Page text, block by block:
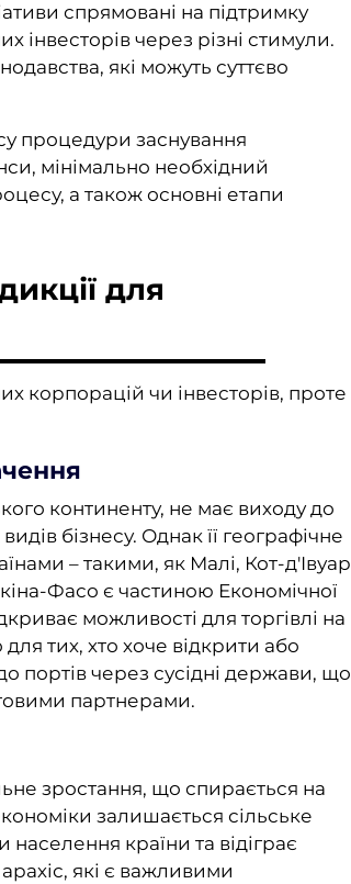
спрямовані на підтримку
інвесторів через різні стимули.
які можуть суттєво
процедури заснування
мінімально необхідний
а також основні етапи
для
корпорацій чи інвесторів, проте
континенту, не має виходу до
бізнесу. Однак її географічне
– такими, як Малі, Кот-д'Івуар
Фасо є частиною Економічної
можливості для торгівлі на
тих, хто хоче відкрити або
портів через сусідні держави, що
партнерами.
зростання, що спирається на
залишається сільське
країни та відіграє
які є важливими